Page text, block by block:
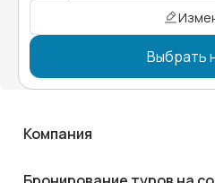
Выбрать
Компания